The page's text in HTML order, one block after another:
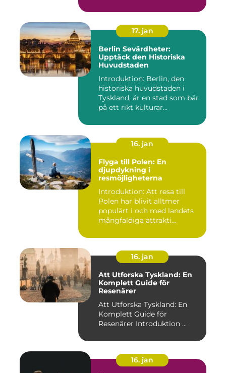
17. jan
Berlin Sevärdheter:
Upptäck den Historiska
Huvudstaden
Introduktion: Berlin, den
historiska huvudstaden i
Tyskland, är en stad som bär
på ett rikt kulturar...
16. jan
Flyga till Polen: En
djupdykning i
resmöjligheterna
Introduktion: Att resa till
Polen har blivit alltmer
populärt i och med landets
mångfaldiga attrakti...
16. jan
Att Utforska Tyskland: En
Komplett Guide för
Resenärer
Att Utforska Tyskland: En
Komplett Guide för
Resenärer Introduktion ...
16. jan